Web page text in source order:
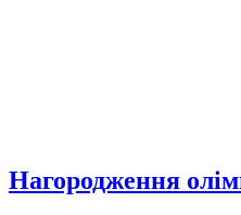
Нагородження